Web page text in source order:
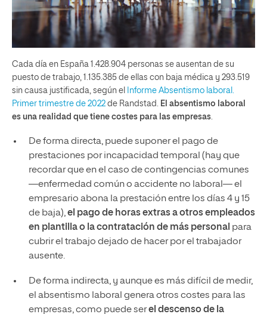
Cada día en España 1.428.904 personas se ausentan de su
puesto de trabajo, 1.135.385 de ellas con baja médica y 293.519
sin causa justificada, según el
Informe Absentismo laboral.
Primer trimestre de 2022de Randstad. El absentismo laboral
es una realidad que tiene costes para las empresas.
De forma directa, puede suponer el pago de
prestaciones por incapacidad temporal (hay que
recordar que en el caso de contingencias comunes
—enfermedad común o accidente no laboral— el
empresario abona la prestación entre los días 4 y 15
de baja),el pago de horas extras a otros empleados
en plantilla o la contratación de más personal para
cubrir el trabajo dejado de hacer por el trabajador
ausente.
De forma indirecta, y aunque es más difícil de medir,
el absentismo laboral genera otros costes para las
empresas, como puede serel descenso de la